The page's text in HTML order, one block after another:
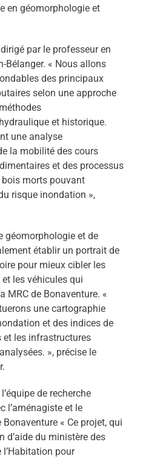
en géomorphologie et
par le professeur en
Bélanger. « Nous allons
des principaux
selon une approche
et historique.
une analyse
la mobilité des cours
et des processus
bois morts pouvant
risque inondation »,
géomorphologie et de
établir un portrait de
pour mieux cibler les
les véhicules qui
MRC de Bonaventure. «
une cartographie
et des indices de
et les infrastructures
», précise le
de recherche
l’aménagiste et le
« Ce projet, qui
d’aide du ministère des
pour